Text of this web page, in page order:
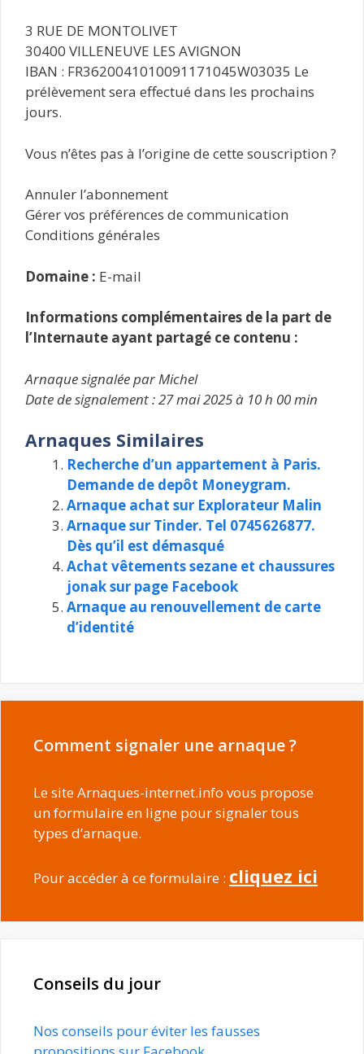
3 RUE DE MONTOLIVET
30400 VILLENEUVE LES AVIGNON
IBAN : FR3620041010091171045W03035 Le
prélèvement sera effectué dans les prochains
jours.
Vous n’êtes pas à l’origine de cette souscription ?
Annuler l’abonnement
Gérer vos préférences de communication
Conditions générales
Domaine : E-mail
Informations complémentaires de la part de
l’Internaute ayant partagé ce contenu :
Arnaque signalée par Michel
Date de signalement : 27 mai 2025 à 10 h 00 min
Arnaques Similaires
Recherche d’un appartement à Paris.
Demande de depôt Moneygram.
Arnaque achat sur Explorateur Malin
Arnaque sur Tinder. Tel 0745626877.
Dès qu’il est démasqué
Achat vêtements sezane et chaussures
jonak sur page Facebook
Arnaque au renouvellement de carte
d’identité
Comment signaler une arnaque ?
Le site Arnaques-internet.info vous propose
un formulaire en ligne pour signaler tous
types d’arnaque.
Pour accéder à ce formulaire : cliquez ici
Conseils du jour
Nos conseils pour éviter les fausses